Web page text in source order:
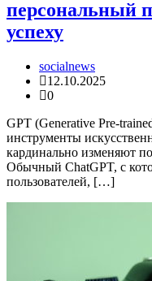
персональный
успеху
socialnews
12.10.2025
0
GPT (Generative Pre-
инструменты
кардинально изменяют
Обычный ChatGPT, с
пользователей, […]